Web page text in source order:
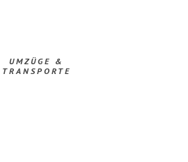
UMZÜGE &
TRANSPORTE